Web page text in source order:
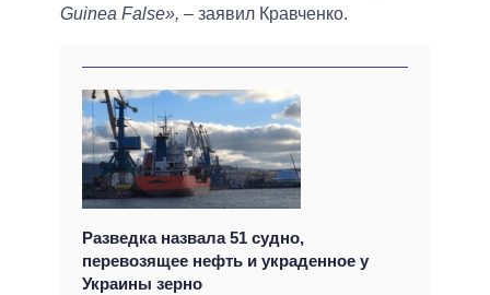
Guinea False», – заявил Кравченко.
Разведка назвала 51 судно,
перевозящее нефть и украденное у
Украины зерно